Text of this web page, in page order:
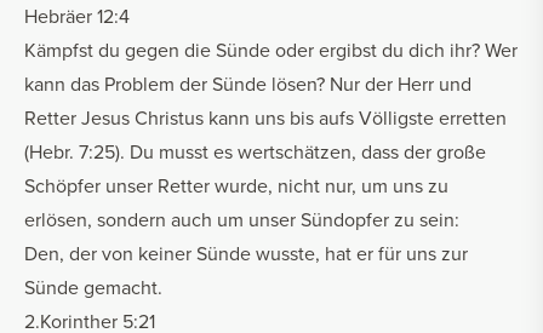
Hebräer 12:4
Kämpfst du gegen die Sünde oder ergibst du dich ihr? Wer
kann das Problem der Sünde lösen? Nur der Herr und
Retter Jesus Christus kann uns bis aufs Völligste erretten
(Hebr. 7:25). Du musst es wertschätzen, dass der große
Schöpfer unser Retter wurde, nicht nur, um uns zu
erlösen, sondern auch um unser Sündopfer zu sein:
Den, der von keiner Sünde wusste, hat er für uns zur
Sünde gemacht.
2.Korinther 5:21